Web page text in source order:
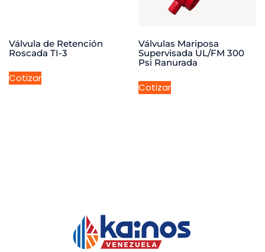
Válvula de Retención
Roscada TI-3
Cotizar
Válvulas Mariposa
Supervisada UL/FM 300
Psi Ranurada
Cotizar